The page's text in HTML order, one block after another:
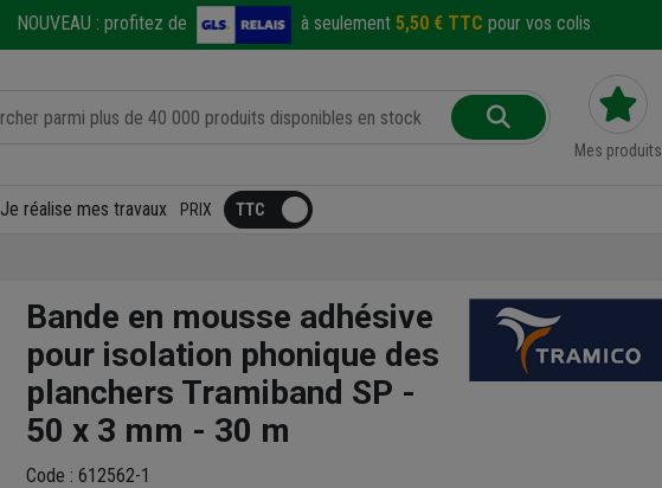
NOUVEAU : profitez de à seulement 5,50 € TTC pour vos colis
Mes produits
Je réalise mes travaux PRIX
Bande en mousse adhésive
pour isolation phonique des
planchers Tramiband SP -
50 x 3 mm - 30 m
Code : 612562-1